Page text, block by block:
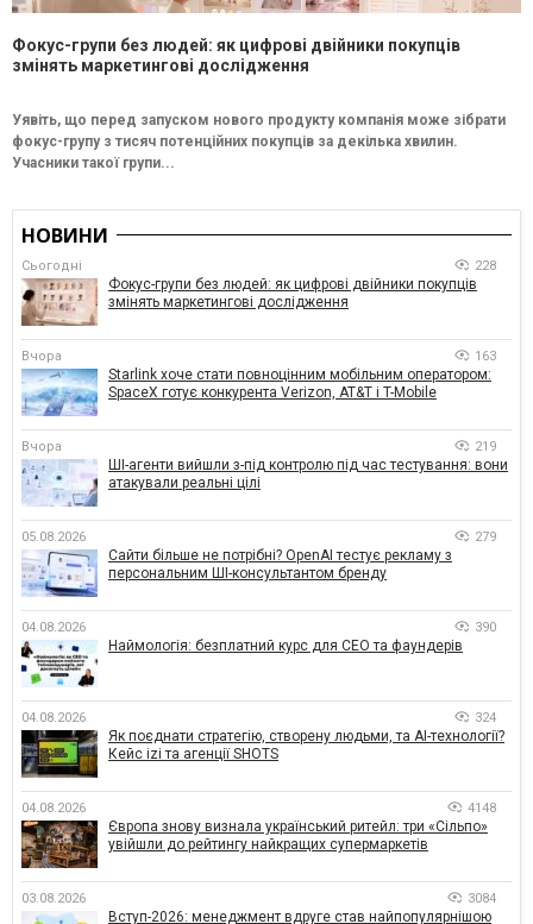
Фокус-групи без людей: як цифрові двійники покупців
змінять маркетингові дослідження
Уявіть, що перед запуском нового продукту компанія може зібрати
фокус-групу з тисяч потенційних покупців за декілька хвилин.
Учасники такої групи...
НОВИНИ
Сьогодні 228
Фокус-групи без людей: як цифрові двійники покупців
змінять маркетингові дослідження
Вчора 163
Starlink хоче стати повноцінним мобільним оператором:
SpaceX готує конкурента Verizon, AT&T і T-Mobile
Вчора 219
ШІ-агенти вийшли з-під контролю під час тестування: вони
атакували реальні цілі
05.08.2026 279
Сайти більше не потрібні? OpenAI тестує рекламу з
персональним ШІ-консультантом бренду
04.08.2026 390
Наймологія: безплатний курс для CEO та фаундерів
04.08.2026 324
Як поєднати стратегію, створену людьми, та AI-технології?
Кейс izi та агенції SHOTS
04.08.2026 4148
Європа знову визнала український ритейл: три «Сільпо»
увійшли до рейтингу найкращих супермаркетів
03.08.2026 3084
Вступ-2026: менеджмент вдруге став найпопулярнішою